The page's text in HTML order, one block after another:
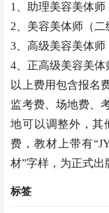
1、助理美容美体师
2、 美容美体师 （二
3、高级美容美体师
4、正高级美容美体
以上费用包含报名
监考费、场地费、
地可以调整外，其
费，教材上带有
材”字样，为正式出
标签